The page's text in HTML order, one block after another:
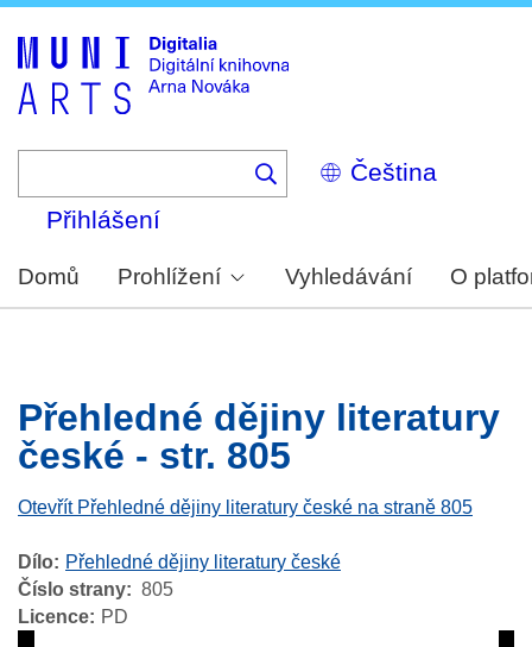
Select
your
Přihlášení
Domů Prohlížení Vyhledávání O
Přehledné dějiny literatury
české - str. 805
Otevřít Přehledné dějiny literatury české na straně 805
Dílo
Přehledné dějiny literatury české
Číslo strany
805
Licence
PD